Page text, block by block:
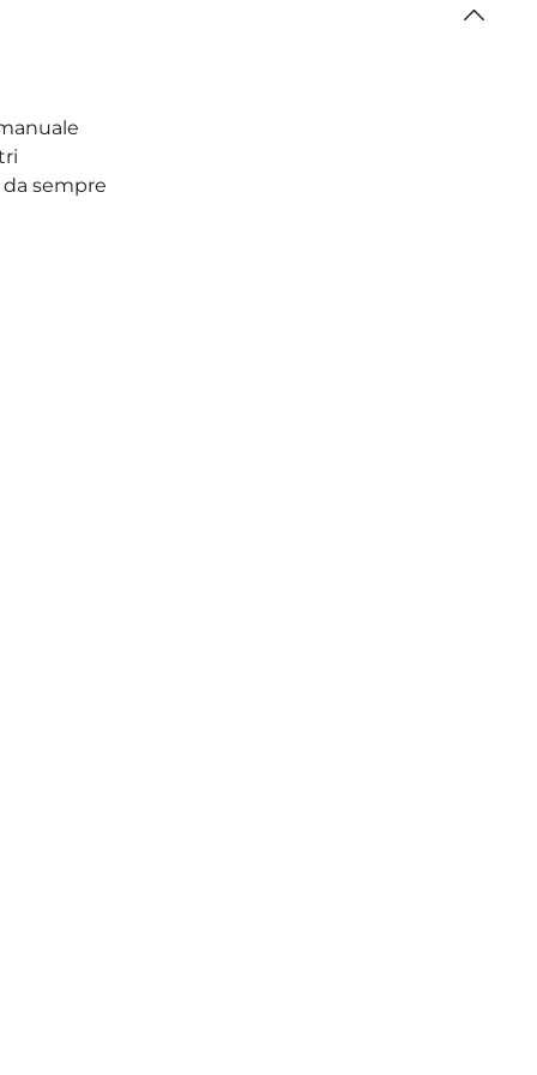
sempre